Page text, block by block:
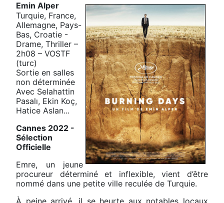
Emin Alper
Turquie, France,
Allemagne, Pays-
Bas, Croatie -
Drame, Thriller –
2h08 – VOSTF
(turc)
Sortie en salles
non déterminée
Avec Selahattin
Pasalı, Ekin Koç,
Hatice Aslan...
Cannes 2022 -
Sélection
Officielle
Emre, un jeune
procureur déterminé et inflexible, vient d’être
nommé dans une petite ville reculée de Turquie.
À peine arrivé, il se heurte aux notables locaux